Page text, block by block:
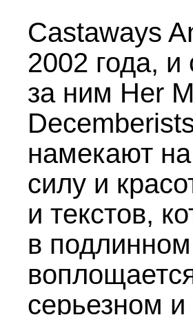
Castaways
2002 года,
за ним Her
намекают
силу и
и текстов,
в
серьезном